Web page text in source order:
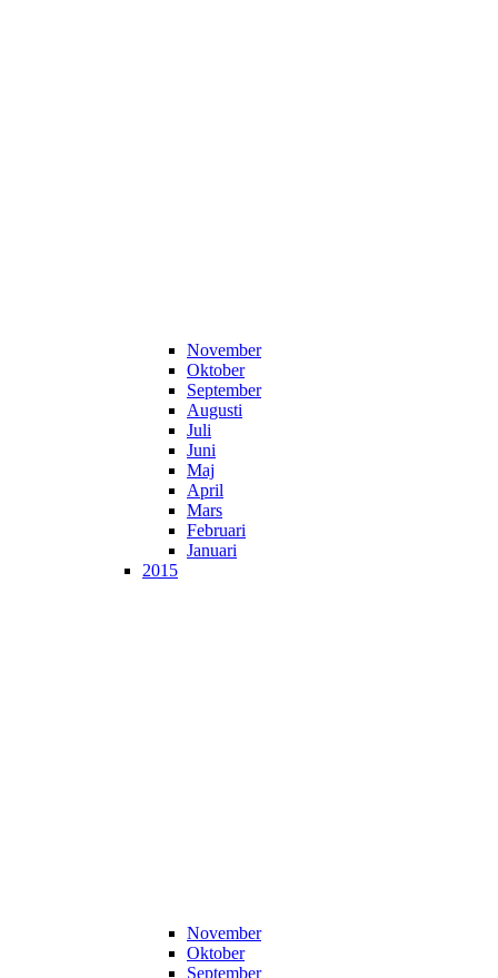
November
Oktober
September
Augusti
Juli
Juni
Maj
April
Mars
Februari
Januari
2015
November
Oktober
September